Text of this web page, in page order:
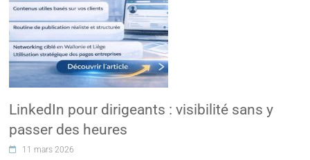
LinkedIn pour dirigeants : visibilité sans y
passer des heures
11 mars 2026